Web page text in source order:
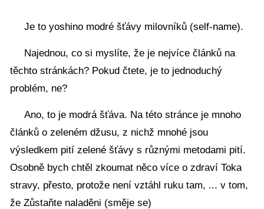
Je to yoshino modré šťávy milovníků (self-name).
Najednou, co si myslíte, že je nejvíce článků na
těchto stránkách? Pokud čtete, je to jednoduchý
problém, ne?
Ano, to je modrá šťáva. Na této stránce je mnoho
článků o zeleném džusu, z nichž mnohé jsou
výsledkem pití zelené šťávy s různými metodami pití.
Osobně bych chtěl zkoumat něco více o zdraví Toka
stravy, přesto, protože není vztáhl ruku tam, ... v tom,
že Zůstaňte naladěni (směje se)